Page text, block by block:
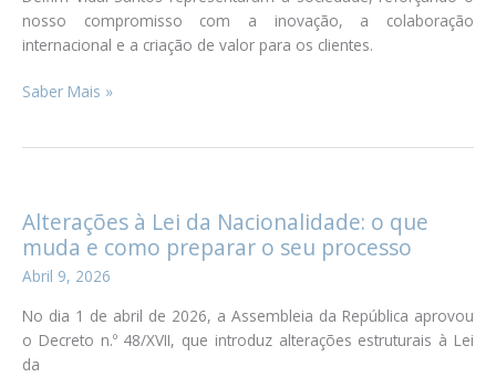
nosso compromisso com a inovação, a colaboração
internacional e a criação de valor para os clientes.
TFRA
2026
Saber Mais »
Alterações à Lei da Nacionalidade: o que
muda e como preparar o seu processo
Abril 9, 2026
No dia 1 de abril de 2026, a Assembleia da República aprovou
o Decreto n.º 48/XVII, que introduz alterações estruturais à Lei
da